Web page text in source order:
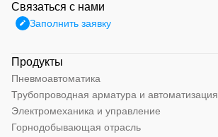
Связаться с нами
Заполнить заявку
Продукты
Пневмоавтоматика
Трубопроводная арматура и автоматизация
Электромеханика и управление
Горнодобывающая отрасль